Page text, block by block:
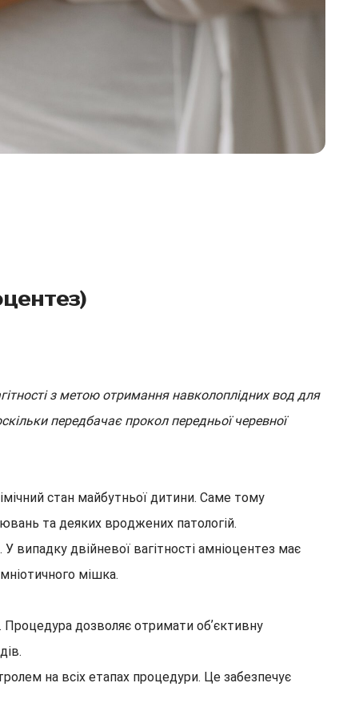
з метою отримання навколоплідних вод для
передбачає прокол передньої черевної
стан майбутньої дитини. Саме тому
та деяких вроджених патологій.
випадку двійневої вагітності амніоцентез має
мішка.
Процедура дозволяє отримати обʼєктивну
на всіх етапах процедури. Це забезпечує